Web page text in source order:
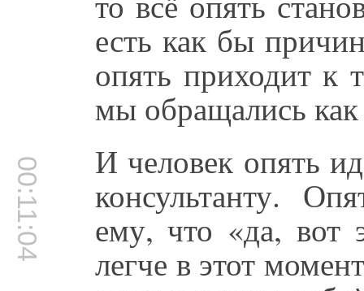
есть как бы
опять приходит к
мы обращались
00:11:04 И человек опять
консультанту.
ему, что «да, вот
легче в этот